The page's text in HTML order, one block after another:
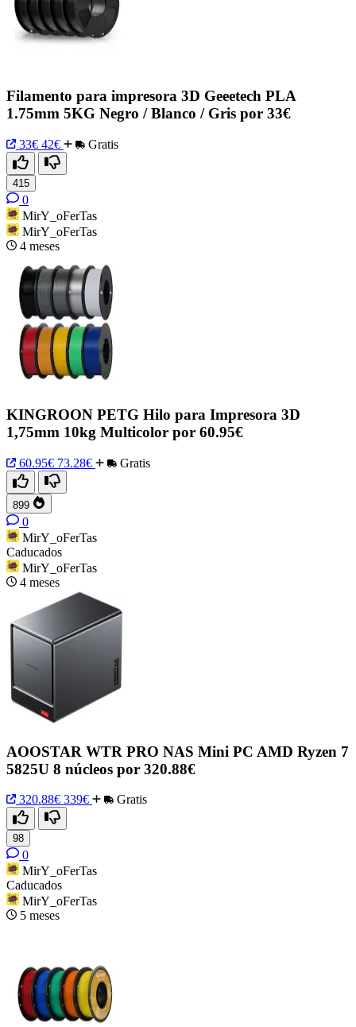
Filamento para impresora 3D Geeetech PLA
1.75mm 5KG Negro / Blanco / Gris por 33€
33€ 42€ Gratis
415
0
MirY_oFerTas
MirY_oFerTas
4 meses
KINGROON PETG Hilo para Impresora 3D
1,75mm 10kg Multicolor por 60.95€
60.95€ 73.28€ Gratis
899
0
MirY_oFerTas
Caducados
MirY_oFerTas
4 meses
AOOSTAR WTR PRO NAS Mini PC AMD Ryzen 7
5825U 8 núcleos por 320.88€
320.88€ 339€ Gratis
98
0
MirY_oFerTas
Caducados
MirY_oFerTas
5 meses